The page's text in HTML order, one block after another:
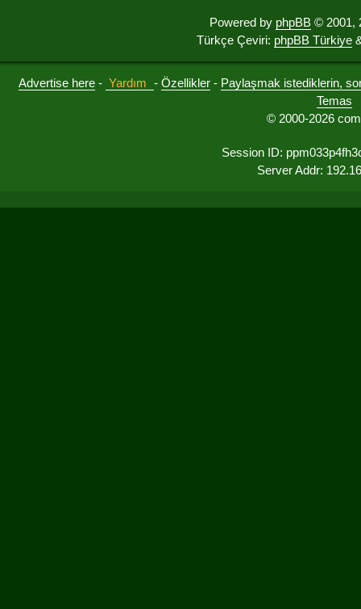
Powered by phpBB © 2001,
Türkçe Çeviri: phpBB Türkiye
Advertise here - Yardım - Özellikler - Paylaşmak istediklerin,
Temas
© 2000-2026
Session ID:
Server Addr: